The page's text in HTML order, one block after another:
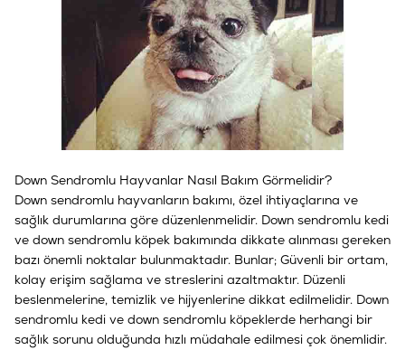
Down Sendromlu Hayvanlar Nasıl Bakım Görmelidir?
Down sendromlu hayvanların bakımı, özel ihtiyaçlarına ve
sağlık durumlarına göre düzenlenmelidir. Down sendromlu kedi
ve down sendromlu köpek bakımında dikkate alınması gereken
bazı önemli noktalar bulunmaktadır. Bunlar; Güvenli bir ortam,
kolay erişim sağlama ve streslerini azaltmaktır. Düzenli
beslenmelerine, temizlik ve hijyenlerine dikkat edilmelidir. Down
sendromlu kedi ve down sendromlu köpeklerde herhangi bir
sağlık sorunu olduğunda hızlı müdahale edilmesi çok önemlidir.